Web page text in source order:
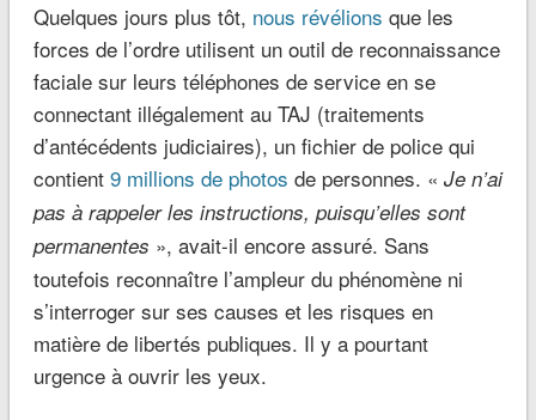
Quelques jours plus tôt, nous révélions que les
forces de l’ordre utilisent un outil de reconnaissance
faciale sur leurs téléphones de service en se
connectant illégalement au TAJ (traitements
d’antécédents judiciaires), un fichier de police qui
contient 9 millions de photos de personnes. « Je n’ai
pas à rappeler les instructions, puisqu’elles sont
permanentes », avait-il encore assuré. Sans
toutefois reconnaître l’ampleur du phénomène ni
s’interroger sur ses causes et les risques en
matière de libertés publiques. Il y a pourtant
urgence à ouvrir les yeux.